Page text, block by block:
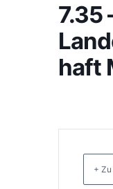
7.35
haft
+